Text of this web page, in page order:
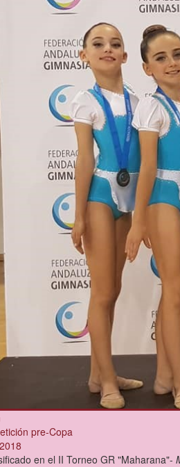
pre-Copa
2018
en el II Torneo GR "Maharana"-